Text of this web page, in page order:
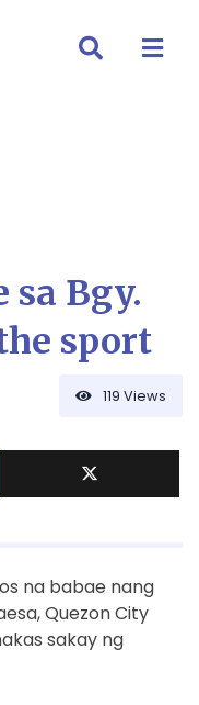
sa Bgy.
sport
119 Views
na babae nang
Quezon City
sakay ng